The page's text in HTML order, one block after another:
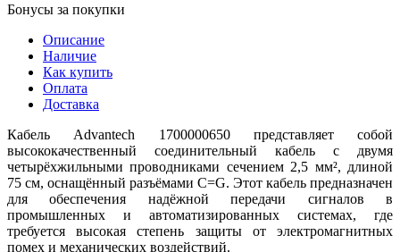
Бонусы за покупки
Описание
Наличие
Как купить
Оплата
Доставка
Кабель Advantech 1700000650 представляет собой
высококачественный соединительный кабель с двумя
четырёхжильными проводниками сечением 2,5 мм², длиной
75 см, оснащённый разъёмами C=G. Этот кабель предназначен
для обеспечения надёжной передачи сигналов в
промышленных и автоматизированных системах, где
требуется высокая степень защиты от электромагнитных
помех и механических воздействий.